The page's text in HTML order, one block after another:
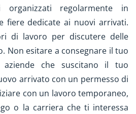
regolarmente in
fiere dedicate ai nuovi arrivati.
di lavoro per discutere delle
Non esitare a consegnare il tuo
che suscitano il tuo
arrivato con un permesso di
con un lavoro temporaneo,
o la carriera che ti interessa